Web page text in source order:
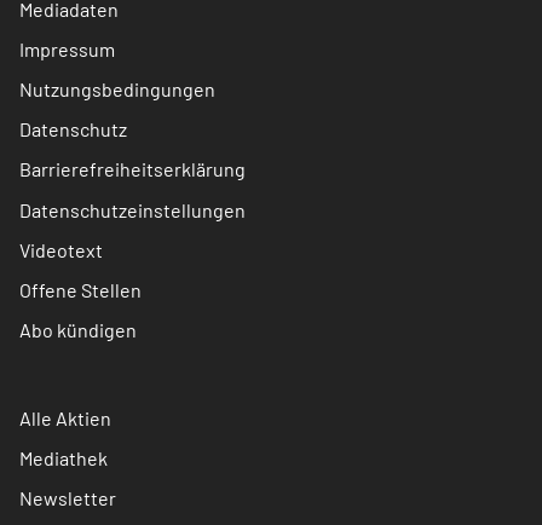
Mediadaten
Impressum
Nutzungsbedingungen
Datenschutz
Barrierefreiheitserklärung
Datenschutzeinstellungen
Videotext
Offene Stellen
Abo kündigen
Alle Aktien
Mediathek
Newsletter